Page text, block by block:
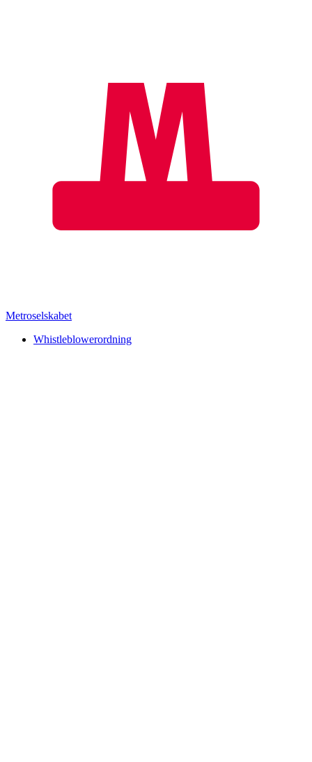
Metroselskabet
Whistleblowerordning